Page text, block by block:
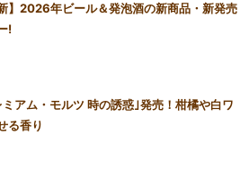
新】2026年ビール＆発泡酒の新商品・新発売
!
ミアム・モルツ 時の誘惑｣発売！柑橘や白ワ
る香り